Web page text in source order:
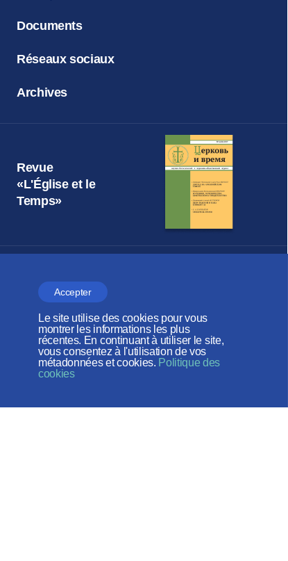
Accepter
Le site utilise des cookies pour vous
montrer les informations les plus
récentes. En continuant à utiliser le site,
vous consentez à l'utilisation de vos
métadonnées et cookies. Politique des
cookies
Documents
Réseaux sociaux
Archives
Revue
«L'Église et le
Temps»
Patriarcat de Moscou
DÉPARTEMENT DES RELATIONS
ECCLÉSIASTIQUES EXTÉRIEURES
Веб-сайт создан при содействии